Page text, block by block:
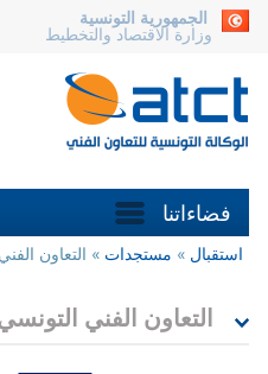
au contenu الجمهورية التونسية
وزارة الاقتصاد والتخطيط
فضاءاتنا
أنت
استقبال » مستجدات » التعاون الفني
التعاون الفني التونسي